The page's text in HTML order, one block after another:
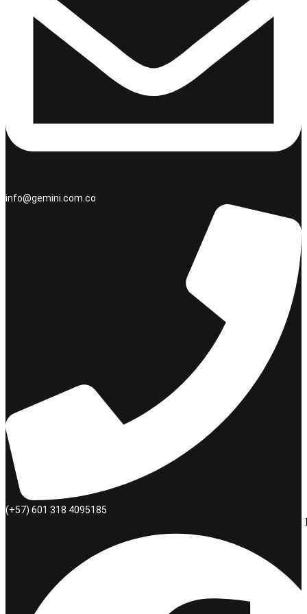
info@gemini.com.co
(+57) 601 318 4095185